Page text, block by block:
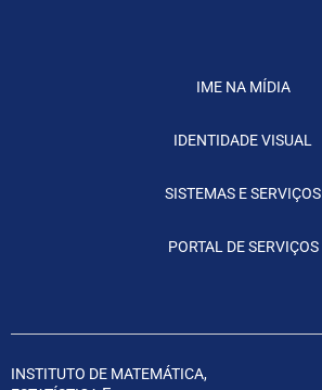
IME NA MÍDIA
IDENTIDADE VISUAL
SISTEMAS E SERVIÇOS
PORTAL DE SERVIÇOS
INSTITUTO DE MATEMÁTICA,